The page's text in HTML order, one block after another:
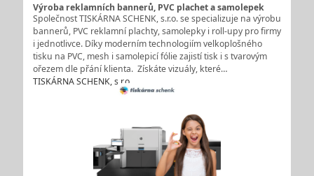
Výroba reklamních bannerů, PVC plachet a samolepek
Společnost TISKÁRNA SCHENK, s.r.o. se specializuje na výrobu
bannerů, PVC reklamní plachty, samolepky i roll-upy pro firmy
i jednotlivce. Díky moderním technologiím velkoplošného
tisku na PVC, mesh i samolepicí fólie zajistí tisk i s tvarovým
ořezem dle přání klienta. Získáte vizuály, které…
TISKÁRNA SCHENK, s.r.o.